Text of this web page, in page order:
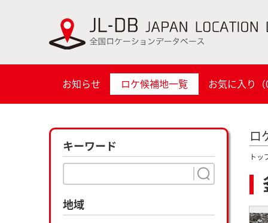
お知らせ ロケ候補地一覧 お気に入り（
キーワード
地域
ロ
トッ